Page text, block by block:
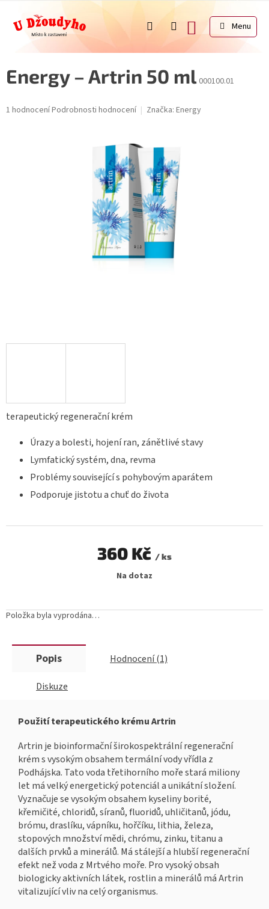
obsah
NÁKUPNÍ
KOŠÍK
Energy – Artrin 50 ml 000100.01
Průměrné
1 hodnoceníPodrobnosti hodnocení Značka: Energy
Položka byla vyprodána…
terapeutický regenerační krém
Úrazy a bolesti, hojení ran, zánětlivé stavy
Lymfatický systém, dna, revma
Problémy související s pohybovým aparátem
Podporuje jistotu a chuť do života
360 Kč / ks
Na dotaz
Popis Hodnocení (1)
Diskuze
Použití terapeutického krému Artrin
Artrin je bioinformační širokospektrální regenerační
krém s vysokým obsahem termální vody vřídla z
Podhájska. Tato voda třetihorního moře stará miliony
let má velký energetický potenciál a unikátní složení.
Vyznačuje se vysokým obsahem kyseliny borité,
křemičité, chloridů, síranů, fluoridů, uhličitanů, jódu,
brómu, draslíku, vápníku, hořčíku, lithia, železa,
stopových množství mědi, chrómu, zinku, titanu a
dalších prvků a minerálů. Má stálejší a hlubší regenerační
efekt než voda z Mrtvého moře. Pro vysoký obsah
biologicky aktivních látek, rostlin a minerálů má Artrin
vitalizující vliv na celý organismus.